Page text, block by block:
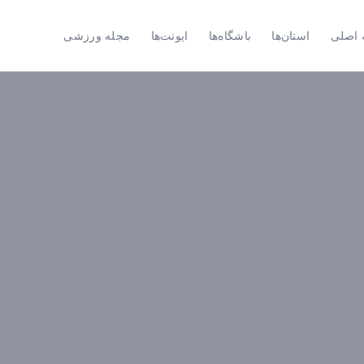
اصلی استان‌ها باشگاه‌ها ایونت‌ها مجله ورزشی